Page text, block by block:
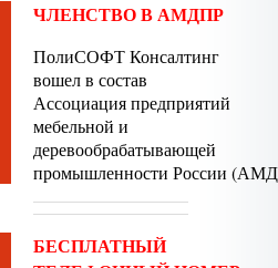
ЧЛЕНСТВО В АМДПР
ПолиСОФТ Консалтинг
вошел в состав
Ассоциация предприятий
мебельной и
деревообрабатывающей
промышленности России
БЕСПЛАТНЫЙ